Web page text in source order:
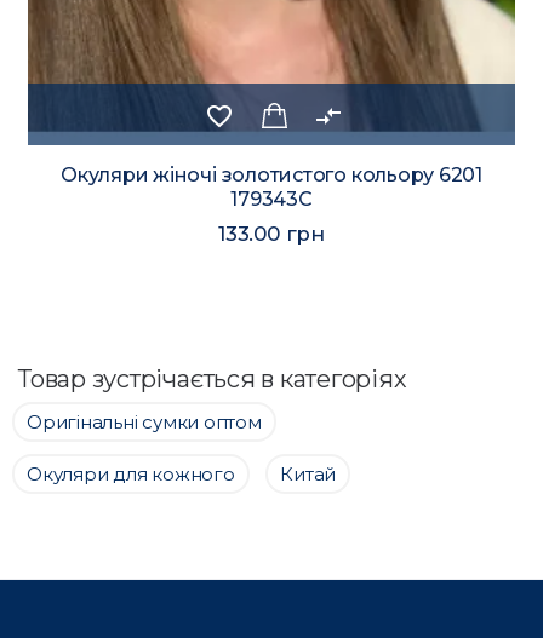
favorite_border compare_arrows
Окуляри жіночі золотистого кольору 6201
179343C
133.00 грн
Товар зустрічається в категоріях
Оригінальні сумки оптом
Окуляри для кожного Китай